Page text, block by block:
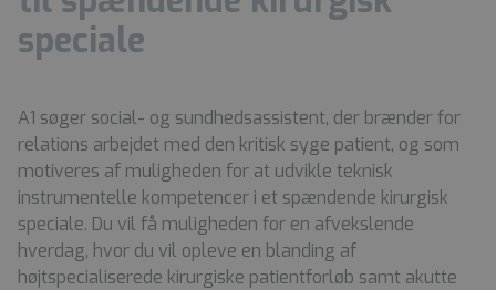
speciale
A1 søger social- og sundhedsassistent, der brænder for
relations arbejdet med den kritisk syge patient, og som
motiveres af muligheden for at udvikle teknisk
instrumentelle kompetencer i et spændende kirurgisk
speciale. Du vil få muligheden for en afvekslende
hverdag, hvor du vil opleve en blanding af
højtspecialiserede kirurgiske patientforløb samt akutte